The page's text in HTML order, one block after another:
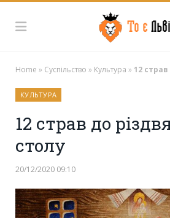
Home » Суспільство » Культура » 12
КУЛЬТУРА
12 страв до
столу
20/12/2020 09:10